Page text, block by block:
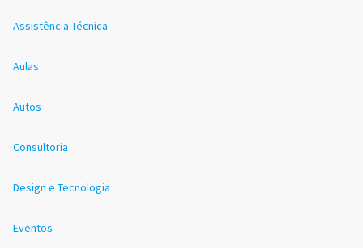
Assistência Técnica
Aulas
Autos
Consultoria
Design e Tecnologia
Eventos